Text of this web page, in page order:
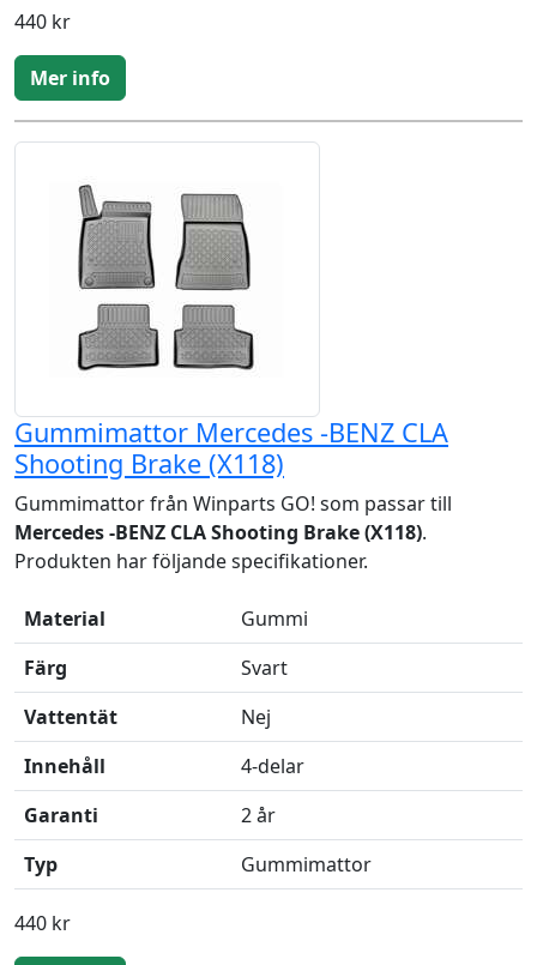
440 kr
Mer info
Gummimattor Mercedes -BENZ CLA
Shooting Brake (X118)
Gummimattor från Winparts GO! som passar till
Mercedes -BENZ CLA Shooting Brake (X118).
Produkten har följande specifikationer.
Material
Gummi
Färg
Svart
Vattentät
Nej
Innehåll
4-delar
Garanti
2 år
Typ
Gummimattor
440 kr